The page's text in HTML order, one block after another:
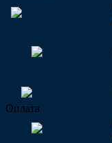
Оплата